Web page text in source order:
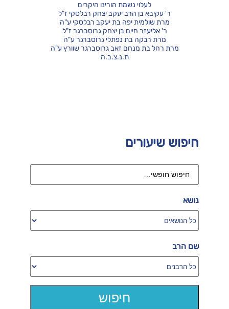
חיפוש שיעורים
נושא
שם הרב
לעלוי נשמת הורינו היקרים
ר' עקיבא בן הרב יעקב יצחק רבלסקי ז"ל
מרת שולמית יפה בת יעקב רבלסקי ע"ה
ר' אליעזר חיים בן יצחק גרוסברגר ז"ל
מרת רבקה בת נפתלי גרוסברגר ע"ה
מרת רחל בת מנחם זאב גרוסברגר שוורץ ע"ה
ת.נ.צ.ב.ה